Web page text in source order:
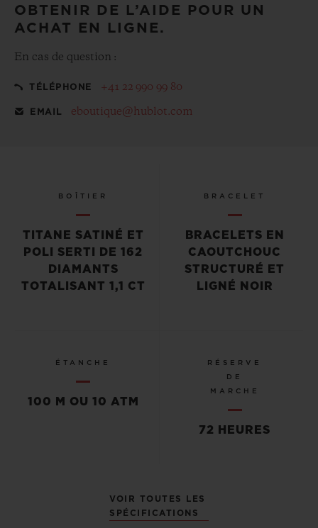
OBTENIR DE L’AIDE POUR UN
ACHAT EN LIGNE.
En cas de question :
TÉLÉPHONE +41 22 990 99 80
EMAIL eboutique@hublot.com
BOÎTIER
TITANE SATINÉ ET
POLI SERTI DE 162
DIAMANTS
TOTALISANT 1,1 CT
BRACELET
BRACELETS EN
CAOUTCHOUC
STRUCTURÉ ET
LIGNÉ NOIR
ÉTANCHE
100 M OU 10 ATM
RÉSERVE
DE
MARCHE
72 HEURES
VOIR TOUTES LES
SPÉCIFICATIONS